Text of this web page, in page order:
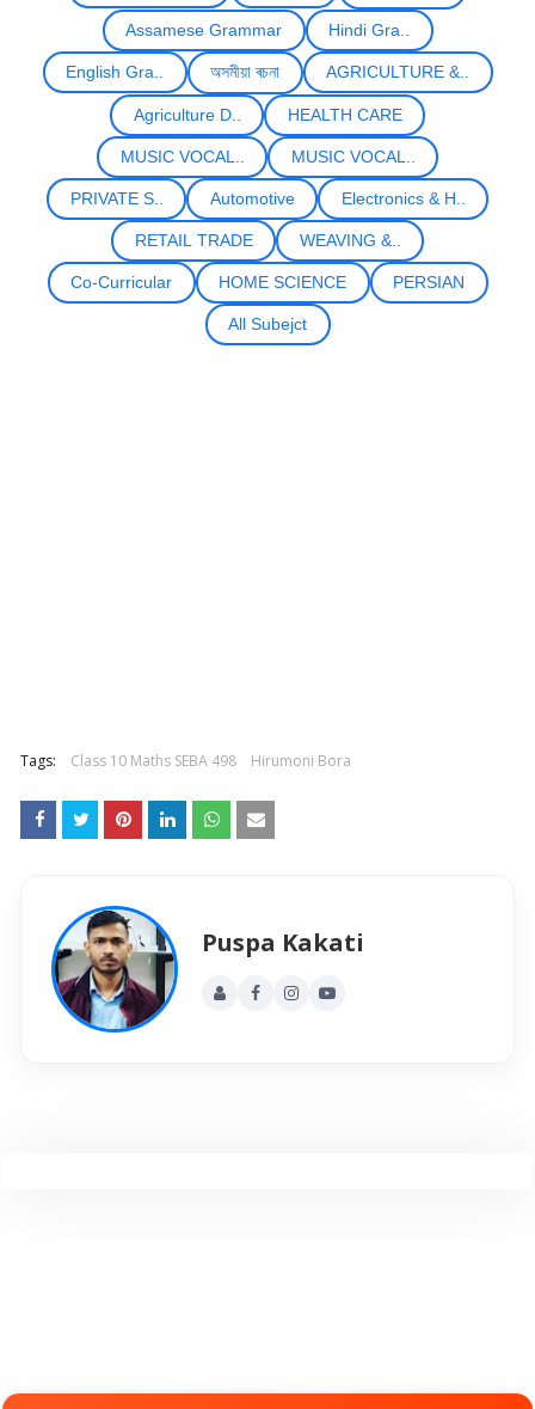
Assamese Grammar Hindi Gra..
English Gra.. অসমীয়া ৰচনা AGRICULTURE &..
Agriculture D.. HEALTH CARE
MUSIC VOCAL.. MUSIC VOCAL..
PRIVATE S.. Automotive Electronics & H..
RETAIL TRADE WEAVING &..
Co-Curricular HOME SCIENCE PERSIAN
All Subejct
Tags: Class 10 Maths SEBA 498 Hirumoni Bora
Puspa Kakati